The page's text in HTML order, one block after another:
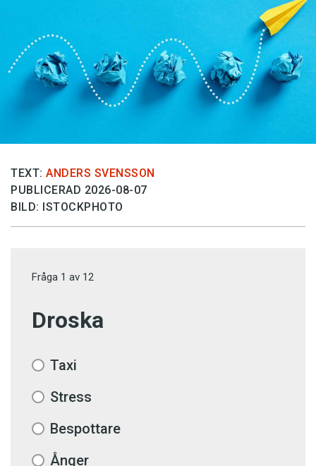
TEXT: ANDERS SVENSSON
PUBLICERAD 2026-08-07
BILD: ISTOCKPHOTO
Fråga 1 av 12
Droska
Taxi
Stress
Bespottare
Ånger